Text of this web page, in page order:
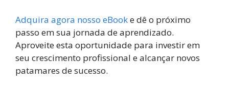
Adquira agora nosso eBooke dê o próximo
passo em sua jornada de aprendizado.
Aproveite esta oportunidade para investir em
seu crescimento profissional e alcançar novos
patamares de sucesso.